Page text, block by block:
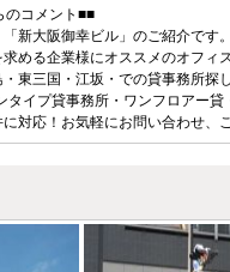
メント■■
新大阪御幸ビル」のご紹介です
める企業様にオススメのオフィ
東三国・江坂・での貸事務所探
タイプ貸事務所・ワンフロアー
対応！お気軽にお問い合わせ、